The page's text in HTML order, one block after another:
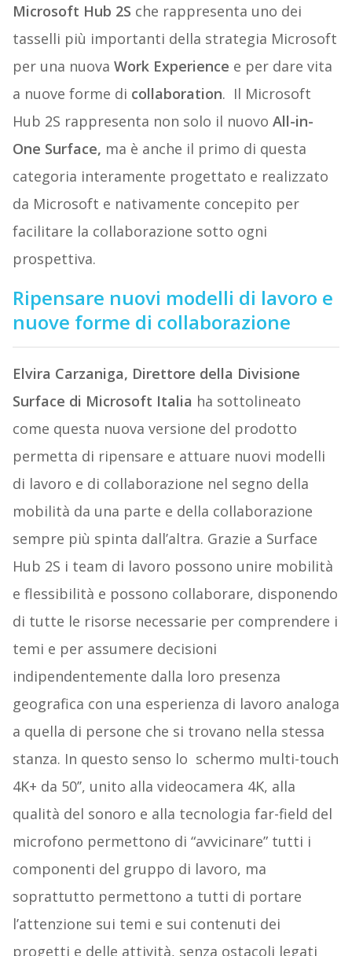
Microsoft Hub 2S che rappresenta uno dei
tasselli più importanti della strategia Microsoft
per una nuova Work Experience e per dare vita
a nuove forme di collaboration. Il Microsoft
Hub 2S rappresenta non solo il nuovo All-in-
One Surface, ma è anche il primo di questa
categoria interamente progettato e realizzato
da Microsoft e nativamente concepito per
facilitare la collaborazione sotto ogni
prospettiva.
Ripensare nuovi modelli di lavoro e
nuove forme di collaborazione
Elvira Carzaniga, Direttore della Divisione
Surface di Microsoft Italia ha sottolineato
come questa nuova versione del prodotto
permetta di ripensare e attuare nuovi modelli
di lavoro e di collaborazione nel segno della
mobilità da una parte e della collaborazione
sempre più spinta dall’altra. Grazie a Surface
Hub 2S i team di lavoro possono unire mobilità
e flessibilità e possono collaborare, disponendo
di tutte le risorse necessarie per comprendere i
temi e per assumere decisioni
indipendentemente dalla loro presenza
geografica con una esperienza di lavoro analoga
a quella di persone che si trovano nella stessa
stanza. In questo senso lo schermo multi-touch
4K+ da 50’’, unito alla videocamera 4K, alla
qualità del sonoro e alla tecnologia far-field del
microfono permettono di “avvicinare” tutti i
componenti del gruppo di lavoro, ma
soprattutto permettono a tutti di portare
l’attenzione sui temi e sui contenuti dei
progetti e delle attività, senza ostacoli legati